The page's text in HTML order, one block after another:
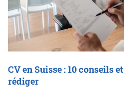
CV en Suisse : 10 conseils
rédiger